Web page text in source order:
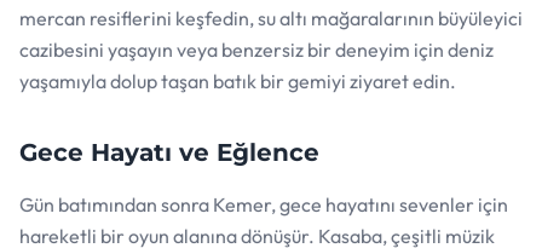
mercan resiflerini keşfedin, su altı mağaralarının büyüleyici
cazibesini yaşayın veya benzersiz bir deneyim için deniz
yaşamıyla dolup taşan batık bir gemiyi ziyaret edin.
Gece Hayatı ve Eğlence
Gün batımından sonra Kemer, gece hayatını sevenler için
hareketli bir oyun alanına dönüşür. Kasaba, çeşitli müzik